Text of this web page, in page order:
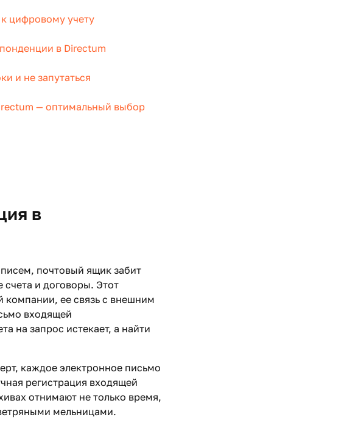
цифровому учету
в Directum
и не запутаться
— оптимальный выбор
в
почтовый ящик забит
и договоры. Этот
компании, ее связь с внешним
входящей
на запрос истекает, а найти
каждое электронное письмо
регистрация входящей
отнимают не только время,
мельницами.